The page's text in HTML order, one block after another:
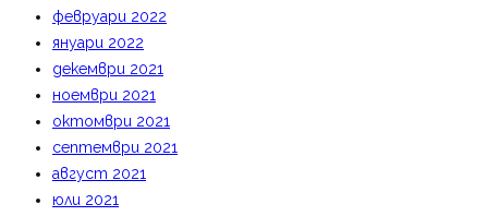
февруари 2022
януари 2022
декември 2021
ноември 2021
октомври 2021
септември 2021
август 2021
юли 2021